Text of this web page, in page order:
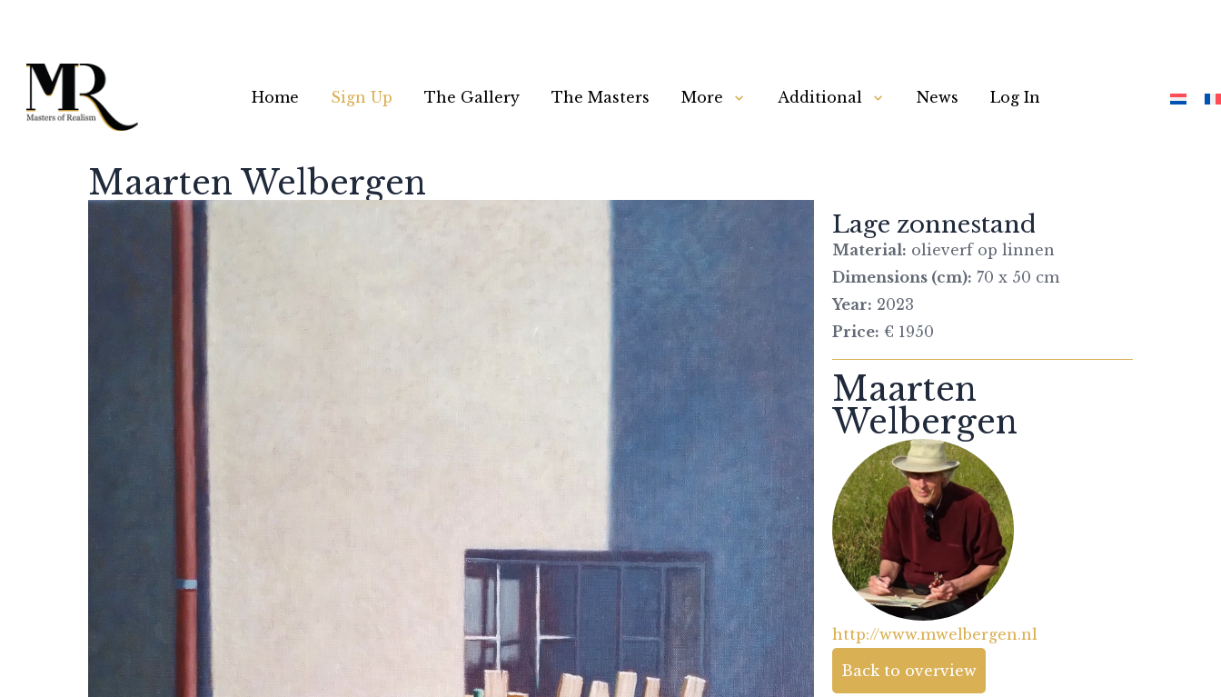
Home Sign Up The Gallery The Masters More Additional News Log In
Maarten Welbergen
Lage zonnestand
Material: olieverf op linnen
Dimensions (cm): 70 x 50 cm
Year: 2023
Price: € 1950
Maarten
Welbergen
http://www.mwelbergen.nl
Back to overview